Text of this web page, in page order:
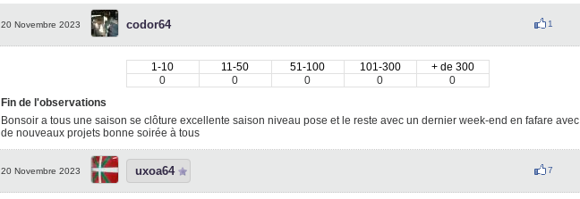
20 Novembre 2023 codor64 1
1-10 11-50 51-100 101-300
+ de 300
0
0 0 0
0
Fin de l'observations
Bonsoir a tous une saison se clôture excellente saison niveau pose et le reste avec un dernier week-end en fafare avec
de nouveaux projets bonne soirée à tous
20 Novembre 2023 uxoa64 7